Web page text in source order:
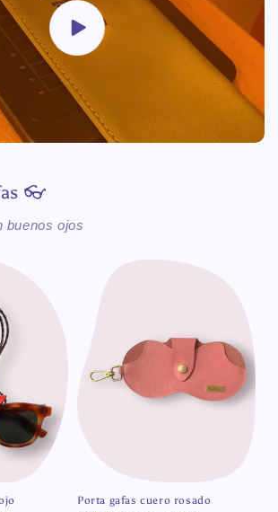
👓
buenos ojos
Porta gafas cuero rosado